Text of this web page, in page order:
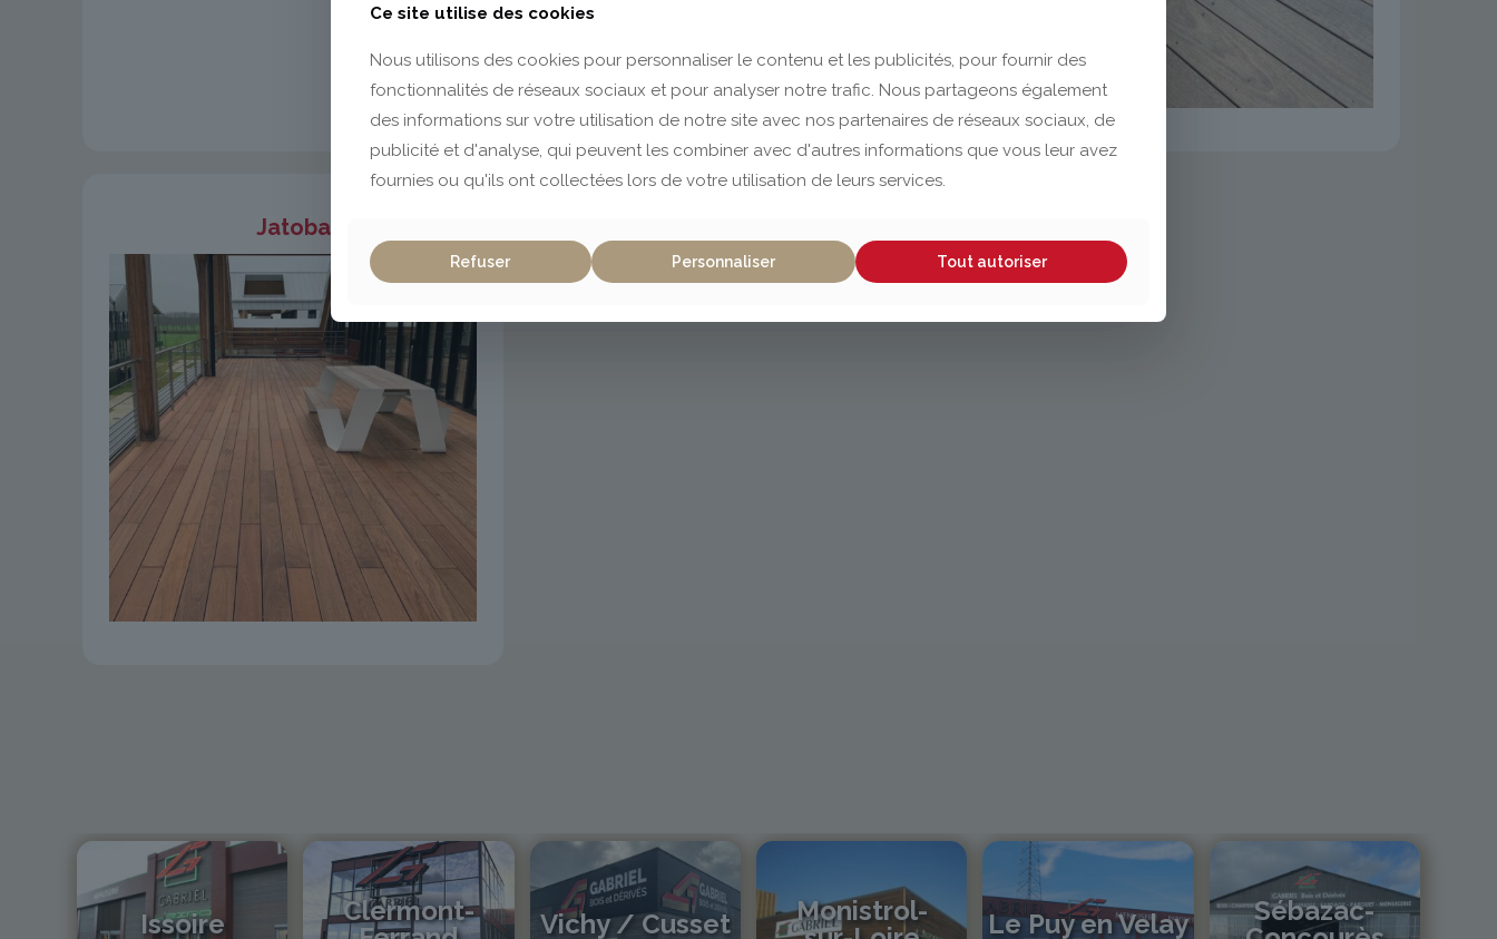
Jatoba
Issoire
Clermont-
Vichy / Cusset
Monistrol-
Le Puy en Velay
Sébazac-
Ce site utilise des cookies
Nous utilisons des cookies pour personnaliser le contenu et les publicités, pour fournir des
fonctionnalités de réseaux sociaux et pour analyser notre trafic. Nous partageons également
des informations sur votre utilisation de notre site avec nos partenaires de réseaux sociaux, de
publicité et d'analyse, qui peuvent les combiner avec d'autres informations que vous leur avez
fournies ou qu'ils ont collectées lors de votre utilisation de leurs services.
Refuser Personnaliser Tout autoriser